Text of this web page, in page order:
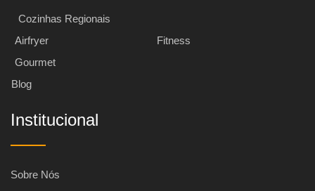
Cozinhas Regionais
Airfryer
Fitness
Gourmet
Blog
Institucional
Sobre Nós